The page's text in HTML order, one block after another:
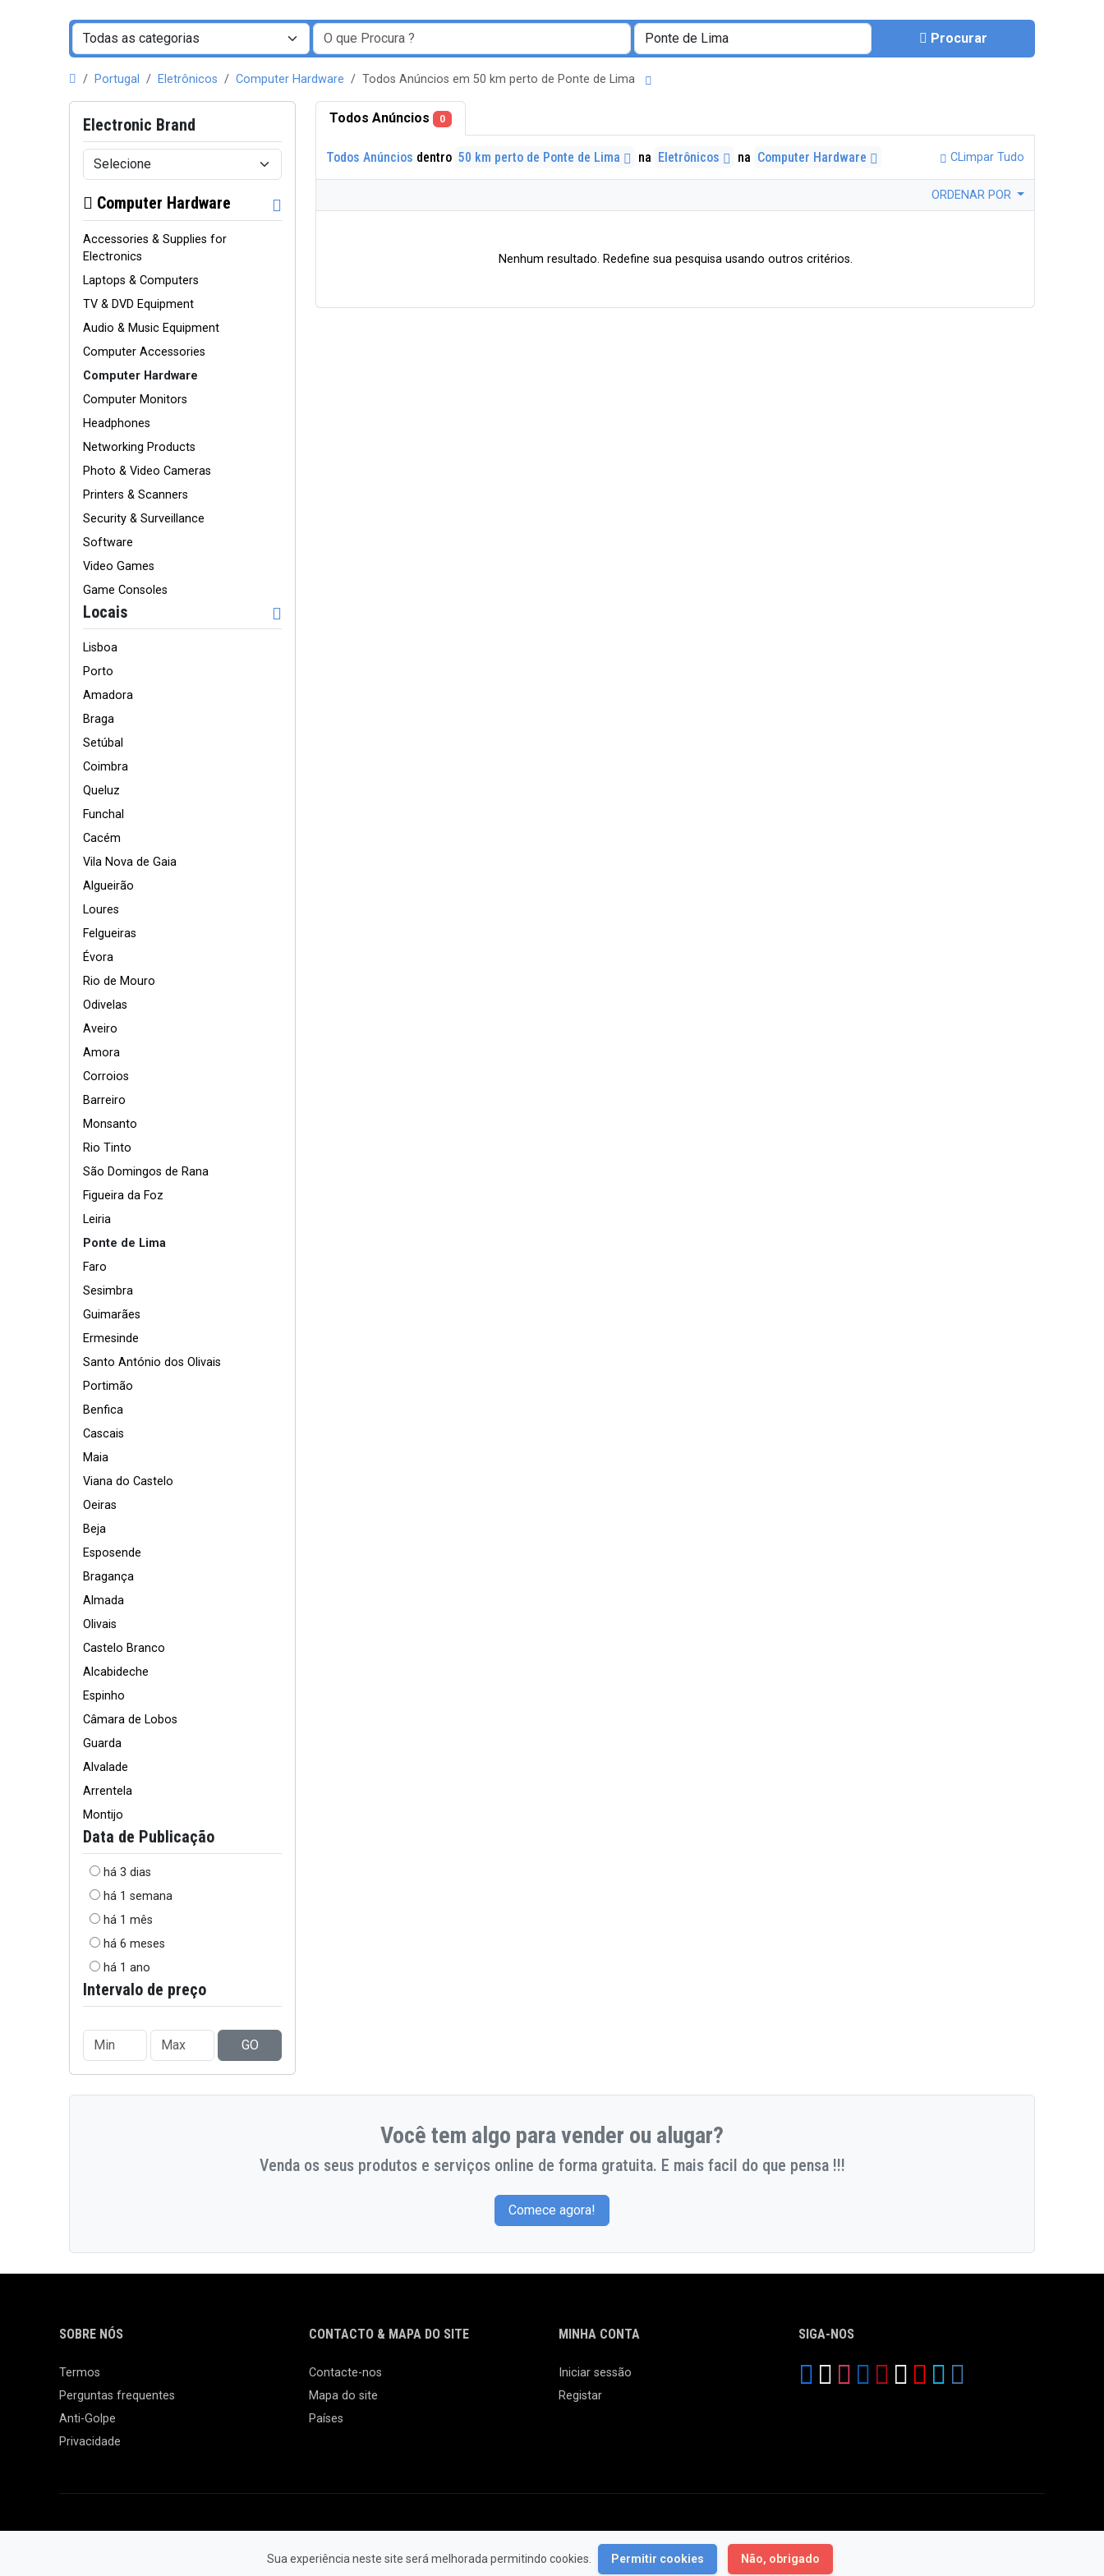
Procurar
Portugal Eletrônicos Computer Hardware Todos Anúncios em 50 km perto de Ponte de Lima
Electronic Brand
Computer Hardware
Accessories & Supplies for
Electronics
Laptops & Computers
TV & DVD Equipment
Audio & Music Equipment
Computer Accessories
Computer Hardware
Computer Monitors
Headphones
Networking Products
Photo & Video Cameras
Printers & Scanners
Security & Surveillance
Software
Video Games
Game Consoles
Locais
Lisboa
Porto
Amadora
Braga
Setúbal
Coimbra
Queluz
Funchal
Cacém
Vila Nova de Gaia
Algueirão
Loures
Felgueiras
Évora
Rio de Mouro
Odivelas
Aveiro
Amora
Corroios
Barreiro
Monsanto
Rio Tinto
São Domingos de Rana
Figueira da Foz
Leiria
Ponte de Lima
Faro
Sesimbra
Guimarães
Ermesinde
Santo António dos Olivais
Portimão
Benfica
Cascais
Maia
Viana do Castelo
Oeiras
Beja
Esposende
Bragança
Almada
Olivais
Castelo Branco
Alcabideche
Espinho
Câmara de Lobos
Guarda
Alvalade
Arrentela
Montijo
Data de Publicação
há 3 dias
há 1 semana
há 1 mês
há 6 meses
há 1 ano
Intervalo de preço
GO
Todos Anúncios 0
Todos Anúncios dentro 50 km perto de Ponte de Lima na Eletrônicos na Computer Hardware CLimpar Tudo
ORDENAR POR
Nenhum resultado. Redefine sua pesquisa usando outros critérios.
Você tem algo para vender ou alugar?
Venda os seus produtos e serviços online de forma gratuita. E mais facil do que pensa !!!
Comece agora!
Sua experiência neste site será melhorada permitindo cookies. Permitir cookies Não, obrigado
SOBRE NÓS
Termos
Perguntas frequentes
Anti-Golpe
Privacidade
CONTACTO & MAPA DO SITE
Contacte-nos
Mapa do site
Países
MINHA CONTA
Iniciar sessão
Registar
SIGA-NOS